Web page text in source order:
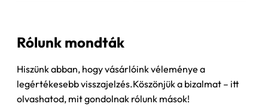
Rólunk mondták
Hiszünk abban, hogy vásárlóink véleménye a
legértékesebb visszajelzés.Köszönjük a bizalmat – itt
olvashatod, mit gondolnak rólunk mások!